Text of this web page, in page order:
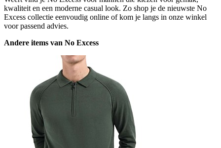
kwaliteit en een moderne casual look. Zo shop je de nieuwste No
Excess collectie eenvoudig online of kom je langs in onze winkel
voor passend advies.
Andere items van No Excess